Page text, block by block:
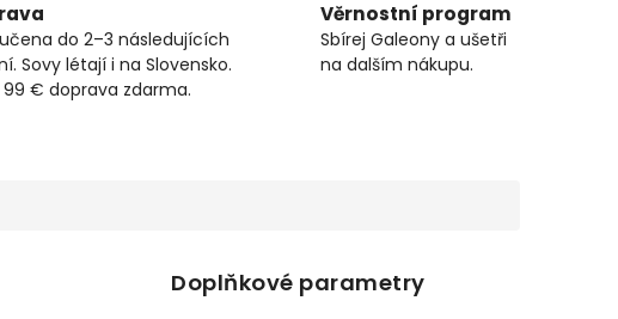
do 2–3 následujících
Sovy létají i na Slovensko.
99 € doprava zdarma.
Věrnostní program
Sbírej Galeony a ušetři
na dalším nákupu.
Doplňkové parametry